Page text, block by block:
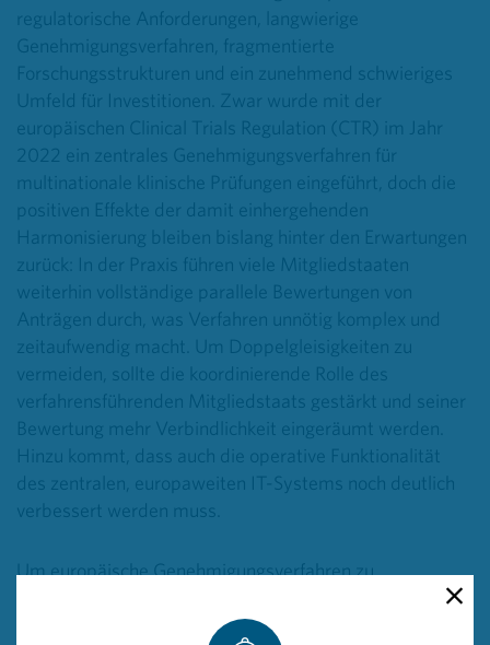
regulatorische Anforderungen, langwierige
Genehmigungsverfahren, fragmentierte
Forschungsstrukturen und ein zunehmend schwieriges
Umfeld für Investitionen. Zwar wurde mit der
europäischen Clinical Trials Regulation (CTR) im Jahr
2022 ein zentrales Genehmigungsverfahren für
multinationale klinische Prüfungen eingeführt, doch die
positiven Effekte der damit einhergehenden
Harmonisierung bleiben bislang hinter den Erwartungen
zurück: In der Praxis führen viele Mitgliedstaaten
weiterhin vollständige parallele Bewertungen von
Anträgen durch, was Verfahren unnötig komplex und
zeitaufwendig macht. Um Doppelgleisigkeiten zu
vermeiden, sollte die koordinierende Rolle des
verfahrensführenden Mitgliedstaats gestärkt und seiner
Bewertung mehr Verbindlichkeit eingeräumt werden.
Hinzu kommt, dass auch die operative Funktionalität
des zentralen, europaweiten IT-Systems noch deutlich
verbessert werden muss.
Um europäische Genehmigungsverfahren zu
Pilotprojekt FAST EU gestartet, an dem nahezu alle EU-